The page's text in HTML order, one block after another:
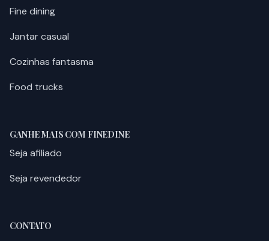
Fine dining
Jantar casual
Cozinhas fantasma
Food trucks
GANHE MAIS COM FINEDINE
Seja afiliado
Seja revendedor
CONTATO